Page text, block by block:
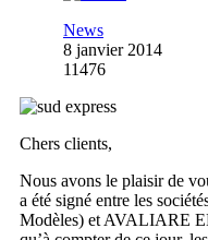
News
8 janvier 2014
11476
Chers clients,
Nous avons le plaisir de
a été signé entre les
Modèles) et AVALIARE